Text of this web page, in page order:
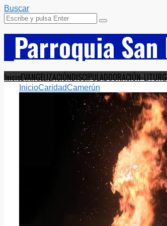
Buscar
Parroquia San
InicioEVANGELIZACIÓNDISCIPULADOORACIÓN-
InicioCaridadCamerún